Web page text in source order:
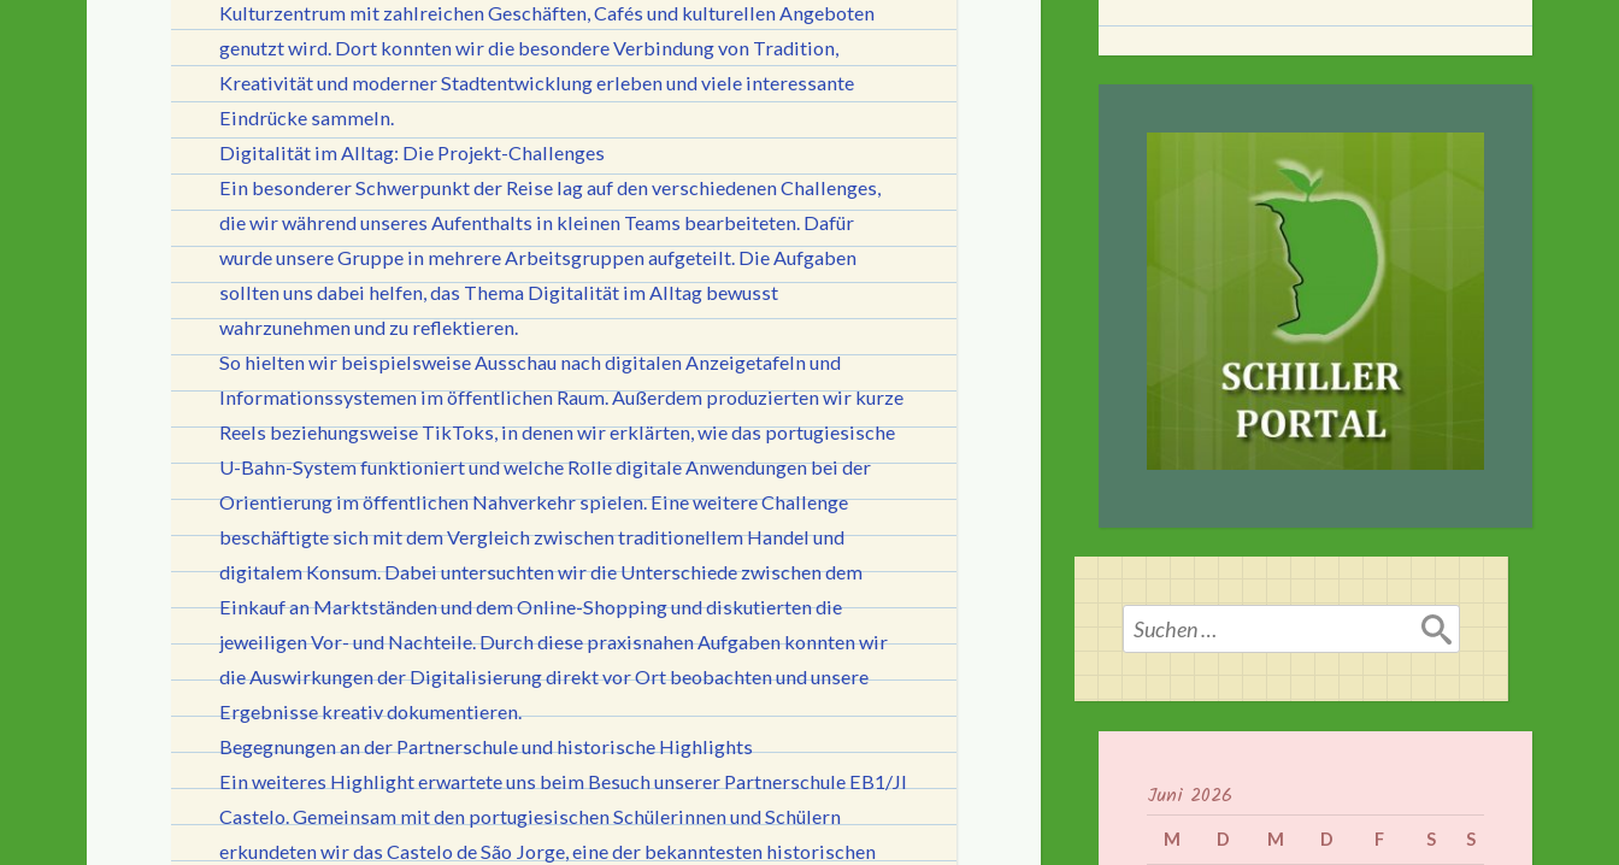
Kulturzentrum mit zahlreichen Geschäften, Cafés und kulturellen Angeboten
genutzt wird. Dort konnten wir die besondere Verbindung von Tradition,
Kreativität und moderner Stadtentwicklung erleben und viele interessante
Eindrücke sammeln.
Digitalität im Alltag: Die Projekt-Challenges
Ein besonderer Schwerpunkt der Reise lag auf den verschiedenen Challenges,
die wir während unseres Aufenthalts in kleinen Teams bearbeiteten. Dafür
wurde unsere Gruppe in mehrere Arbeitsgruppen aufgeteilt. Die Aufgaben
sollten uns dabei helfen, das Thema Digitalität im Alltag bewusst
wahrzunehmen und zu reflektieren.
So hielten wir beispielsweise Ausschau nach digitalen Anzeigetafeln und
Informationssystemen im öffentlichen Raum. Außerdem produzierten wir kurze
Reels beziehungsweise TikToks, in denen wir erklärten, wie das portugiesische
U-Bahn-System funktioniert und welche Rolle digitale Anwendungen bei der
Orientierung im öffentlichen Nahverkehr spielen. Eine weitere Challenge
beschäftigte sich mit dem Vergleich zwischen traditionellem Handel und
digitalem Konsum. Dabei untersuchten wir die Unterschiede zwischen dem
Einkauf an Marktständen und dem Online-Shopping und diskutierten die
jeweiligen Vor- und Nachteile. Durch diese praxisnahen Aufgaben konnten wir
die Auswirkungen der Digitalisierung direkt vor Ort beobachten und unsere
Ergebnisse kreativ dokumentieren.
Begegnungen an der Partnerschule und historische Highlights
Ein weiteres Highlight erwartete uns beim Besuch unserer Partnerschule EB1/JI
Castelo. Gemeinsam mit den portugiesischen Schülerinnen und Schülern
erkundeten wir das Castelo de São Jorge, eine der bekanntesten historischen
Suchen
nach:
Juni 2026
M D M D F S S